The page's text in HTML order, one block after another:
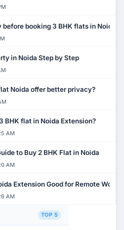
booking 3 BHK flats in Noida?
in Noida Step by Step
Noida offer better privacy?
BHK flat in Noida Extension?
AM
to Buy 2 BHK Flat in Noida
AM
Extension Good for Remote Work?
AM
TOP 5